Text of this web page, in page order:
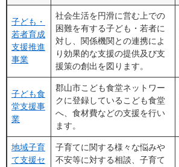
子ども・
若者育成
支援推進
事業
社会生活を円滑に営む上での
困難を有する子ども・若者に
対し、関係機関との連携によ
り効果的な支援の提供及び支
援策の創出を図ります。
子ども食
堂支援事
業
郡山市こども食堂ネットワー
クに登録しているこども食堂
へ、食材費などの支援を行い
ます。
地域子育
て支援セ
子育てに関する様々な悩みや
不安等に対する相談、子育て